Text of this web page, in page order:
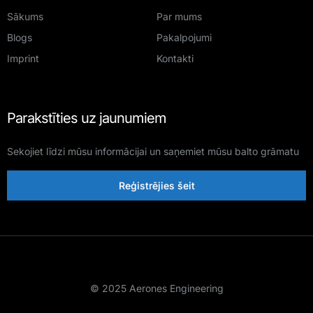
Sākums
Par mums
Blogs
Pakalpojumi
Imprint
Kontakti
Parakstīties uz jaunumiem
Sekojiet līdzi mūsu informācijai un saņemiet mūsu balto grāmatu
Reģistrējies šeit
© 2025 Aerones Engineering